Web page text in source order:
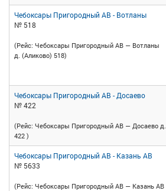
Чебоксары Пригородный АВ - Вотланы
№ 518
(Рейс: Чебоксары Пригородный АВ — Вотланы
д. (Аликово) 518)
Чебоксары Пригородный АВ - Досаево
№ 422
(Рейс: Чебоксары Пригородный АВ — Досаево д.
422 )
Чебоксары Пригородный АВ - Казань АВ
№ 5633
(Рейс: Чебоксары Пригородный АВ — Казань АВ